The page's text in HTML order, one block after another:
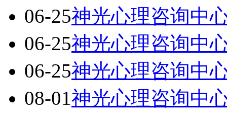
06-25神光心理咨询中
06-25神光心理咨询中
06-25神光心理咨询中
08-01神光心理咨询中